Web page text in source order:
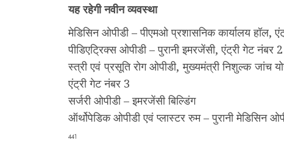
यह रहेगी नवीन व्यवस्था
मेडिसिन ओपीडी – पीएमओ प्रशासनिक कार्यालय हॉल,
पीडिएट्रिक्स ओपीडी – पुरानी इमरजेंसी, एंट्री गेट नंबर 2
स्त्री एवं प्रसूति रोग ओपीडी, मुख्यमंत्री निशुल्क
एंट्री गेट नंबर 3
सर्जरी ओपीडी – इमरजेंसी बिल्डिंग
ऑर्थोपेडिक ओपीडी एवं प्लास्टर रुम – पुरानी मेडिसिन
441